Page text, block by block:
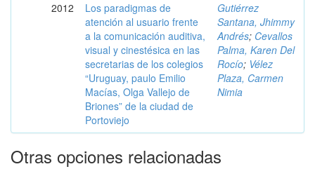
2012
Los paradigmas de
atención al usuario frente
a la comunicación auditiva,
visual y cinestésica en las
secretarias de los colegios
“Uruguay, paulo Emilio
Macías, Olga Vallejo de
Briones” de la ciudad de
Portoviejo
Gutiérrez
Santana, Jhimmy
Andrés; Cevallos
Palma, Karen Del
Rocío; Vélez
Plaza, Carmen
Nimia
Otras opciones relacionadas